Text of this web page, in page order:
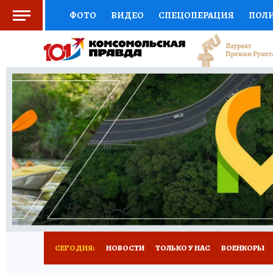
ФОТО ВИДЕО СПЕЦОПЕРАЦИЯ
СОЦПОДДЕРЖКА НАУКА СПОРТ
ВЫБОР ЭКСПЕРТОВ ДОКТОР
КНИЖНАЯ ПОЛКА ПРОГНОЗЫ НА СПОРТ
ПРЕСС-ЦЕНТР НЕДВИЖИМОСТЬ
РАДИО КП РЕКЛАМА ТЕСТЫ НОВОЕ
СЕГОДНЯ: НОВОСТИ ТОЛЬКО У НАС ВОЕНКОРЫ